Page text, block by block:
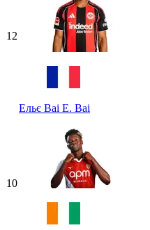
12
Ельє Ваі Е. Ваі
10